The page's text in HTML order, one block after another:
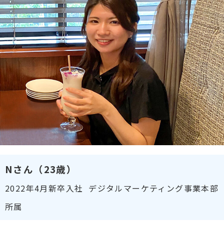
Nさん（23歳）
2022年4月新卒入社 デジタルマーケティング事業本部
所属